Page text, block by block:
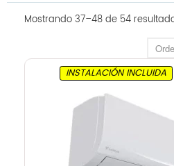
Mostrando 37–48 de 54
INSTALACIÓN INCLUIDA